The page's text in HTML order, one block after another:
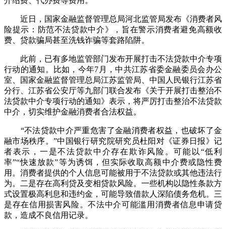
近日，国家金融监督管理总局河北监管局发布《消费者风
险提示：防范不法贷款中介》，旨在警示消费者避免高额收
费、贷款骗局甚至洗钱诈骗等套路陷阱。
此前，已有多地监管部门发布开展打击不法贷款中介专项
行动的通知。比如，今年7月，中共江苏省委金融委员会办公
室、国家金融监督管理总局江苏监管局、中国人民银行江苏省
分行、江苏省公安厅等九部门联合发布《关于开展打击整治不
法贷款中介专项行动的通知》表示，将严厉打击整治不法贷款
中介，切实维护金融消费者合法权益。
“不法贷款中介严重危害了金融消费者权益，也破坏了金
融市场秩序。”中国银行研究院研究员杜阳对《证券日报》记
者表示，一是不法贷款中介存在欺诈风险。可能以“低利
率”“快速放款”等为诱饵，但实际收取高额中介费或隐性费
用。消费者提供的个人信息可能被用于不法贷款或其他违法行
为。二是存在高利贷及变相贷款风险。一些机构以隐性条款方
式设置极高利息和违约金，可能导致借款人深陷债务危机。三
是存在信用损害风险。不法中介可能滥用消费者信息申请贷
款，造成不良信用记录。